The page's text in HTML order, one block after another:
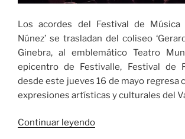
Los acordes del Festival de Música
Núnez’ se trasladan del coliseo
Ginebra, al emblemático Teatro
epicentro de Festivalle, Festival de
desde este jueves 16 de mayo regresa
expresiones artísticas y culturales del
Continuar leyendo«Regresa